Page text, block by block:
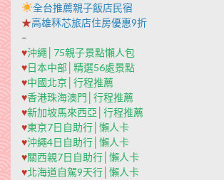
全台推薦親子飯店民宿
★高雄秝芯旅店住房優惠9折
–
♥沖繩│75親子景點懶人包
♥日本中部│精選56處景點
♥中國北京│行程推薦
♥香港珠海澳門│行程推薦
♥新加坡馬來西亞│行程推薦
♥東京7日自助行│懶人卡
♥沖繩4日自助行│懶人卡
♥關西親7日自助行│懶人卡
♥北海道自駕9天行│懶人卡